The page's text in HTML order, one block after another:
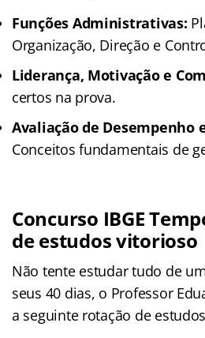
Funções Administrativas:
Organização, Direção e
Liderança, Motivação e
certos na prova.
Avaliação de Desempenho
Conceitos fundamentais de
Concurso IBGE
de estudos vitorioso
Não tente estudar tudo de
seus 40 dias, o Professor
a seguinte rotação de